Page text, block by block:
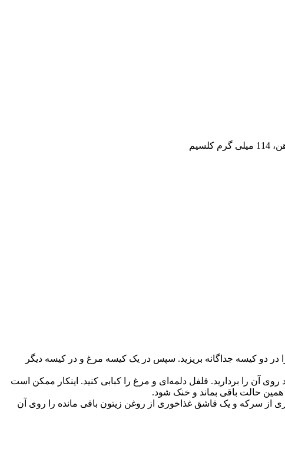
در دو کیسه جداگانه بریزید. سپس در یک کیسه مرغ و در کیسه دیگر
آن را بردارید. فلفل دلمه‌ای و مرغ را کبابی کنید. اینکار ممکن است
از سرکه و یک قاشق غذاخوری از روغن زیتون باقی مانده را روی آن